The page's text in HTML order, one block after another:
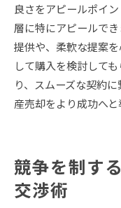
良さをアピールポイ
層に特にアピールで
提供や、柔軟な提案
して購入を検討して
り、スムーズな契約
産売却をより成功へと
競争を制す
交渉術